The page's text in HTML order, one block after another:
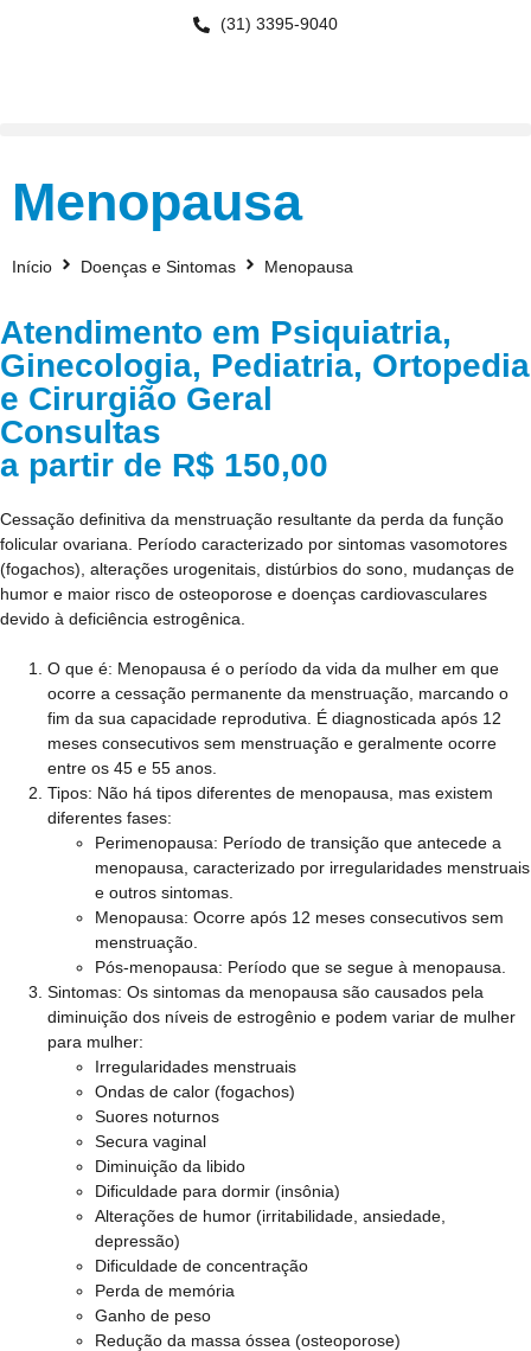
(31) 3395-9040
Menopausa
Início Doenças e Sintomas Menopausa
Atendimento em Psiquiatria,
Ginecologia, Pediatria, Ortopedia
e Cirurgião Geral
Consultas
a partir de R$ 150,00
Cessação definitiva da menstruação resultante da perda da função
folicular ovariana. Período caracterizado por sintomas vasomotores
(fogachos), alterações urogenitais, distúrbios do sono, mudanças de
humor e maior risco de osteoporose e doenças cardiovasculares
devido à deficiência estrogênica.
O que é: Menopausa é o período da vida da mulher em que
ocorre a cessação permanente da menstruação, marcando o
fim da sua capacidade reprodutiva. É diagnosticada após 12
meses consecutivos sem menstruação e geralmente ocorre
entre os 45 e 55 anos.
Tipos: Não há tipos diferentes de menopausa, mas existem
diferentes fases:
Perimenopausa: Período de transição que antecede a
menopausa, caracterizado por irregularidades menstruais
e outros sintomas.
Menopausa: Ocorre após 12 meses consecutivos sem
menstruação.
Pós-menopausa: Período que se segue à menopausa.
Sintomas: Os sintomas da menopausa são causados pela
diminuição dos níveis de estrogênio e podem variar de mulher
para mulher:
Irregularidades menstruais
Ondas de calor (fogachos)
Suores noturnos
Secura vaginal
Diminuição da libido
Dificuldade para dormir (insônia)
Alterações de humor (irritabilidade, ansiedade,
depressão)
Dificuldade de concentração
Perda de memória
Ganho de peso
Redução da massa óssea (osteoporose)